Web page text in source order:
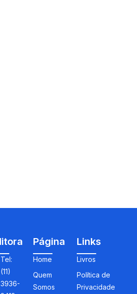
Tel:
(11)
3936-
Página
Home
Quem
Somos
Links
Livros
Política de
Privacidade